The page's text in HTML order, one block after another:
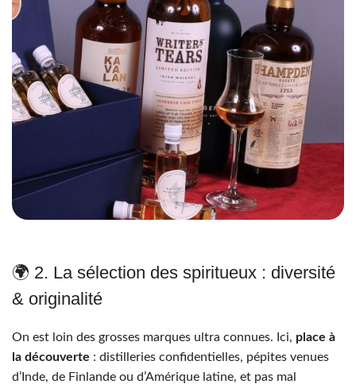
🌍 2. La sélection des spiritueux : diversité
& originalité
On est loin des grosses marques ultra connues. Ici, place à
la découverte : distilleries confidentielles, pépites venues
d’Inde, de Finlande ou d’Amérique latine, et pas mal